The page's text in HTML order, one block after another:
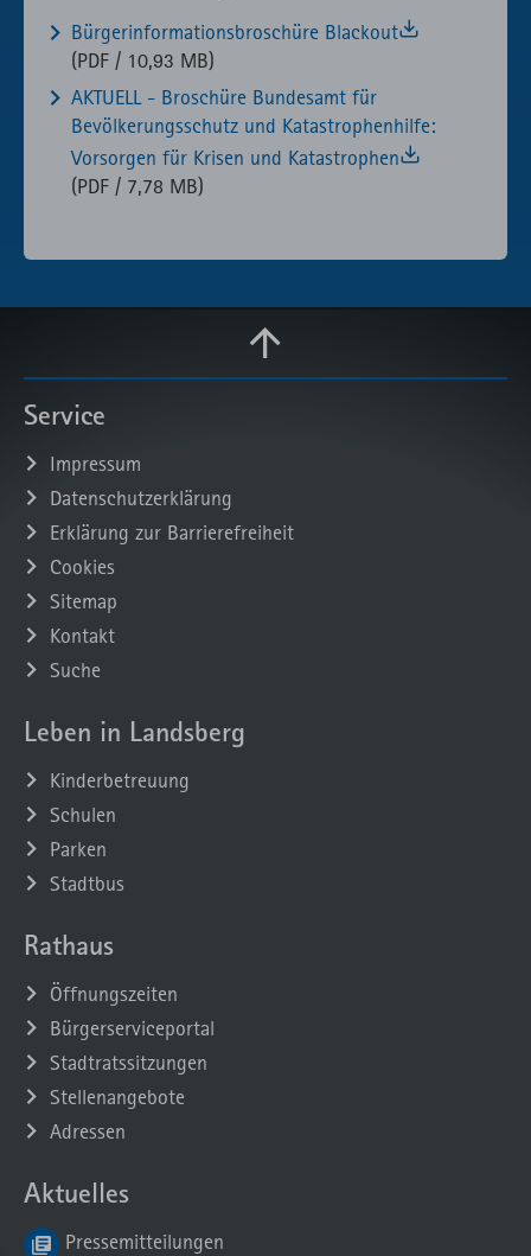
Bürgerinformationsbroschüre Blackout
(PDF / 10,93 MB)
AKTUELL - Broschüre Bundesamt für
Bevölkerungsschutz und Katastrophenhilfe:
Vorsorgen für Krisen und Katastrophen
(PDF / 7,78 MB)
Service
Impressum
Datenschutzerklärung
Erklärung zur Barrierefreiheit
Cookies
Sitemap
Kontakt
Suche
Leben in Landsberg
Kinderbetreuung
Schulen
Parken
Stadtbus
Rathaus
Öffnungszeiten
Bürgerserviceportal
Stadtratssitzungen
Stellenangebote
Adressen
Aktuelles
Pressemitteilungen